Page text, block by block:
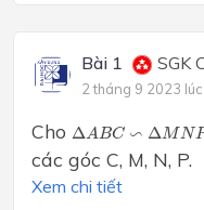
Bài 1 SGK
2 tháng 9 2023
Cho ΔABC ∽ ΔMN
Δ A BC∽ M NP
các góc C, M, N, P.
Xem chi tiết